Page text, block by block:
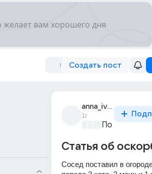
Создать пост
anna_ivanova_34605
1г
Статья об
Сосед поставил в